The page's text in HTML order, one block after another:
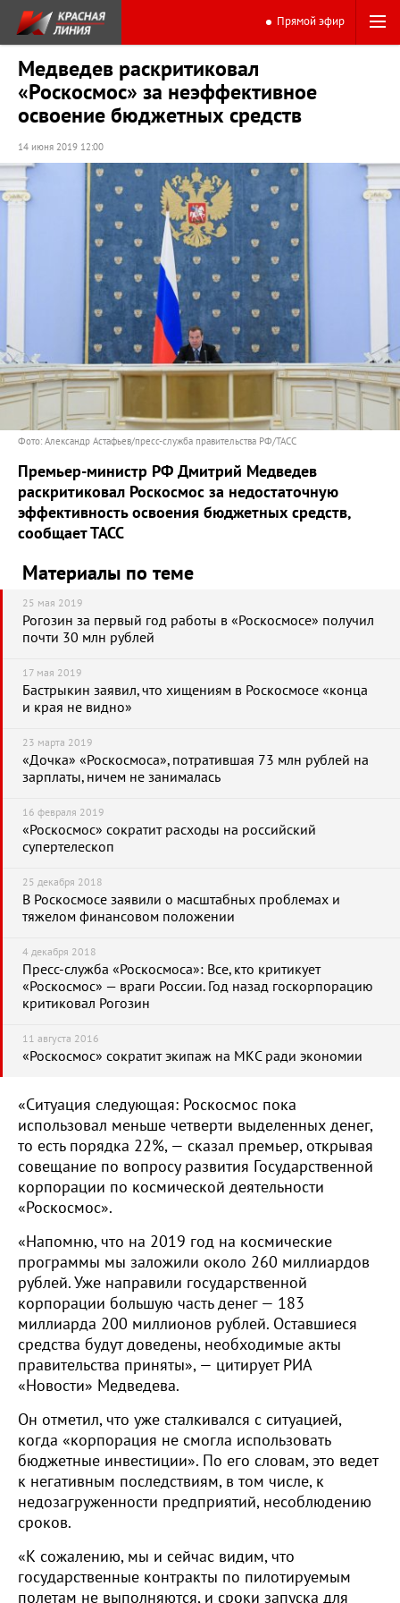
Прямой эфир
Медведев раскритиковал
«Роскосмос» за неэффективное
освоение бюджетных средств
14 июня 2019 12:00
Фото: Александр Астафьев/пресс-служба правительства РФ/ТАСС
Премьер-министр РФ Дмитрий Медведев
раскритиковал Роскосмос за недостаточную
эффективность освоения бюджетных средств,
сообщает ТАСС
Материалы по теме
25 мая 2019
Рогозин за первый год работы в «Роскосмосе» получил
почти 30 млн рублей
17 мая 2019
Бастрыкин заявил, что хищениям в Роскосмосе «конца
и края не видно»
23 марта 2019
«Дочка» «Роскосмоса», потратившая 73 млн рублей на
зарплаты, ничем не занималась
16 февраля 2019
«Роскосмос» сократит расходы на российский
супертелескоп
25 декабря 2018
В Роскосмосе заявили о масштабных проблемах и
тяжелом финансовом положении
4 декабря 2018
Пресс-служба «Роскосмоса»: Все, кто критикует
«Роскосмос» — враги России. Год назад госкорпорацию
критиковал Рогозин
11 августа 2016
«Роскосмос» сократит экипаж на МКС ради экономии
«Ситуация следующая: Роскосмос пока
использовал меньше четверти выделенных денег,
то есть порядка 22%, — сказал премьер, открывая
совещание по вопросу развития Государственной
корпорации по космической деятельности
«Роскосмос».
«Напомню, что на 2019 год на космические
программы мы заложили около 260 миллиардов
рублей. Уже направили государственной
корпорации большую часть денег — 183
миллиарда 200 миллионов рублей. Оставшиеся
средства будут доведены, необходимые акты
правительства приняты», — цитирует РИА
«Новости» Медведева.
Он отметил, что уже сталкивался с ситуацией,
когда «корпорация не смогла использовать
бюджетные инвестиции». По его словам, это ведет
к негативным последствиям, в том числе, к
недозагруженности предприятий, несоблюдению
сроков.
«К сожалению, мы и сейчас видим, что
государственные контракты по пилотируемым
полетам не выполняются, и сроки запуска для